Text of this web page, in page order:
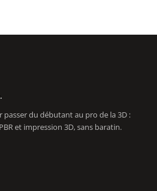
du débutant au pro de la 3D :
et impression 3D, sans baratin.